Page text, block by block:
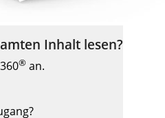
Inhalt lesen?
® an.